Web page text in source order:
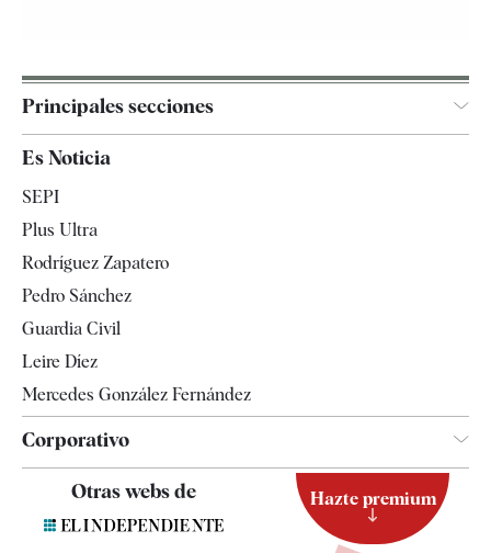
Principales secciones
Televisión
Es Noticia
SEPI
Plus Ultra
Rodríguez Zapatero
Pedro Sánchez
Guardia Civil
Leire Díez
Mercedes González Fernández
Corporativo
Otras webs de Hazte premium